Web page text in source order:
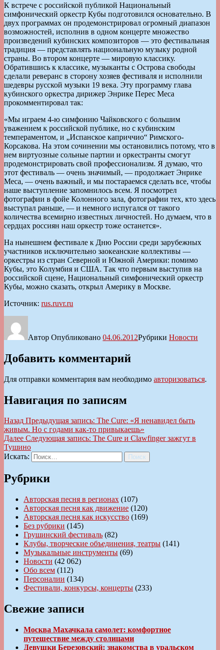
К встрече с российской публикой Национальный
симфонический оркестр Кубы подготовился основательно. В
двух программах он продемонстрировал огромный диапазон
возможностей, исполнив в одном концерте множество
произведений кубинских композиторов — это фестивальная
традиция — представлять национальную музыку родной
страны. Во втором концерте — мировую классику.
Обратившись к классике, музыканты с Острова свободы
сделали реверанс в сторону хозяев фестиваля и исполнили
шедевры русской музыки 19 века. Эту программу глава
кубинского оркестра дирижер Энрике Перес Меса
прокомментировал так:
«Мы играем 4-ю симфонию Чайковского с большим
уважением к российской публике, но с кубинским
темпераментом, и „Испанское каприччио“ Римского-
Корсакова. На этом сочинении мы остановились потому, что в
нем виртуозные сольные партии и оркестранты смогут
продемонстрировать свой профессионализм. Я думаю, что
этот фестиваль — очень значимый, — продолжает Энрике
Меса, — очень важный, и мы постараемся сделать все, чтобы
наше выступление запомнилось всем. Я посмотрел
фотографии в фойе Колонного зала, фотографии тех, кто здесь
выступал раньше, — и немного испугался от такого
количества всемирно известных личностей. Но думаем, что в
сердцах россиян наш оркестр тоже останется».
На нынешнем фестивале к Дню России среди зарубежных
участников исключительно заокеанские коллективы —
оркестры из стран Северной и Южной Америки: помимо
Кубы, это Колумбия и США. Так что первым выступив на
российской сцене, Национальный симфонический оркестр
Кубы, можно сказать, открыл Америку в Москве.
Источник: rus.ruvr.ru
Автор Опубликовано 04.06.2012Рубрики Новости
Добавить комментарий
Для отправки комментария вам необходимо авторизоваться.
Навигация по записям
Назад Предыдущая запись: The Cure: «Я ненавидел быть
живым. Но с годами как-то привыкаешь»
Далее Следующая запись: The Cure и Clawfinger зажгут в
Тушино
Искать:
Поиск
Рубрики
Авторская песня в регионах (107)
Авторская песня как движение (120)
Авторская песня как искусство (169)
Без рубрики (145)
Грушинский фестиваль (82)
Клубы, творческие объединения, театры (141)
Музыкальные инструменты (69)
Новости (42 062)
Обо всем (112)
Персоналии (134)
Фестивали, конкурсы, концерты (233)
Свежие записи
Москва Махачкала самолет: комфортное
путешествие между столицами
Девушки Березовский: знакомства в уральском